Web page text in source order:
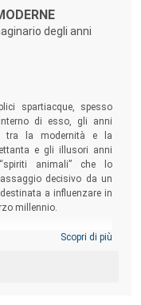
degli anni
spartiacque, spesso
di esso, gli anni
tra la modernità e la
e gli illusori anni
animali” che lo
decisivo da un
a influenzare in
millennio.
Scopri di più